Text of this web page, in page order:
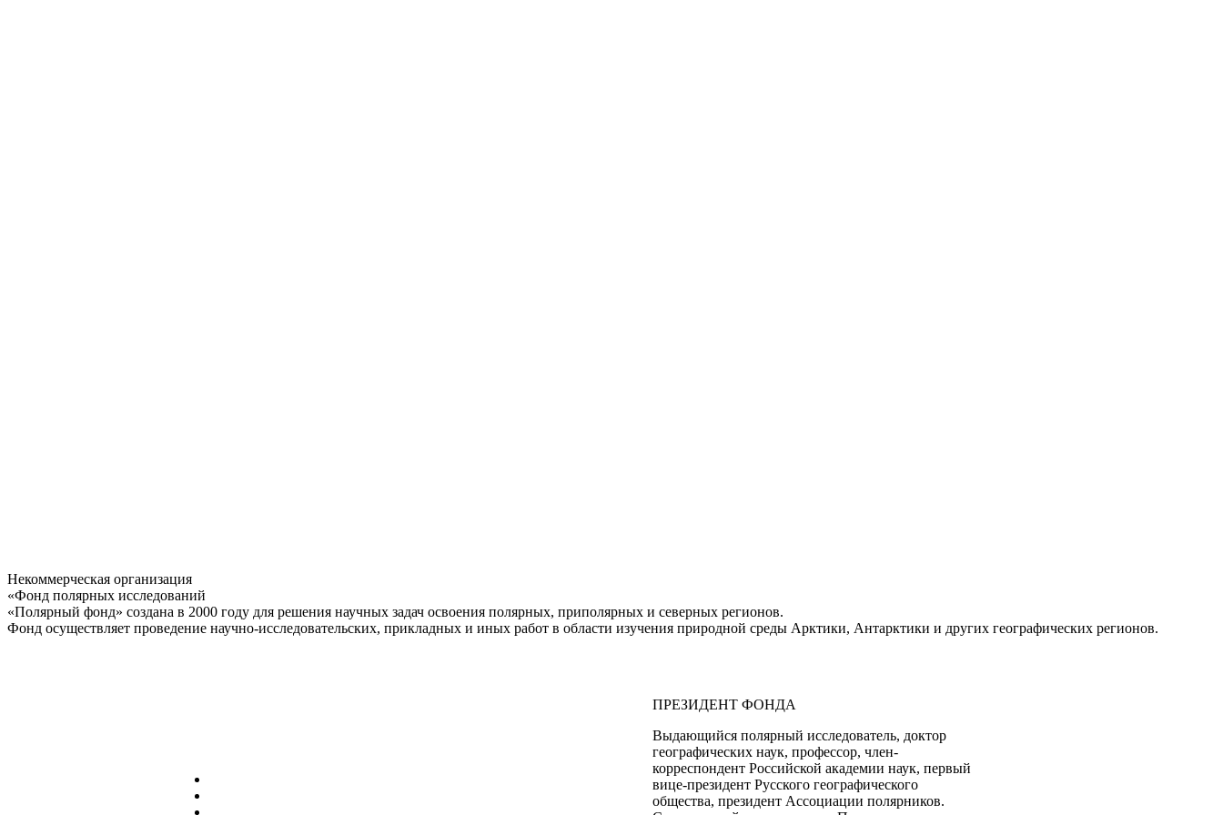
Некоммерческая организация
«Фонд полярных исследований
«Полярный фонд» создана в 2000 году для решения научных задач освоения полярных, приполярных и северных регионов.
Фонд осуществляет проведение научно-исследовательских, прикладных и иных работ в области изучения природной среды Арктики, Антарктики и других географических регионов.
ПРЕЗИДЕНТ ФОНДА
Выдающийся полярный исследователь, доктор
географических наук, профессор, член-
корреспондент Российской академии наук, первый
вице-президент Русского географического
общества, президент Ассоциации полярников.